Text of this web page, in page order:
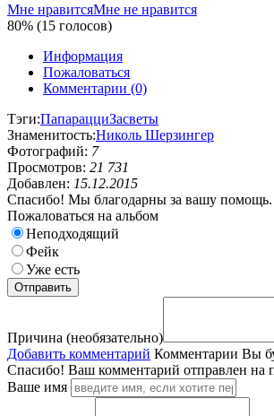
Мне нравитсяМне не нравится
80% (15 голосов)
Информация
Пожаловаться
Комментарии (0)
Тэги:ПапарацциЗасветы
Знаменитость:Николь Шерзингер
Фотографий: 7
Просмотров: 21 731
Добавлен: 15.12.2015
Спасибо! Мы благодарны за вашу помощь.
Пожаловаться на альбом
Неподходящий
Фейк
Уже есть
Причина (необязательно)
Добавить комментарий Комментарии Вы
Спасибо! Ваш комментарий отправлен на
Ваше имя